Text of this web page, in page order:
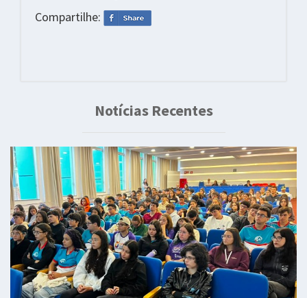
Compartilhe:
Notícias Recentes